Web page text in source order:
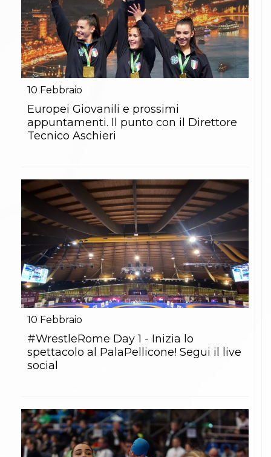
10 Febbraio
Europei Giovanili e prossimi
appuntamenti. Il punto con il Direttore
Tecnico Aschieri
10 Febbraio
#WrestleRome Day 1 - Inizia lo
spettacolo al PalaPellicone! Segui il live
social